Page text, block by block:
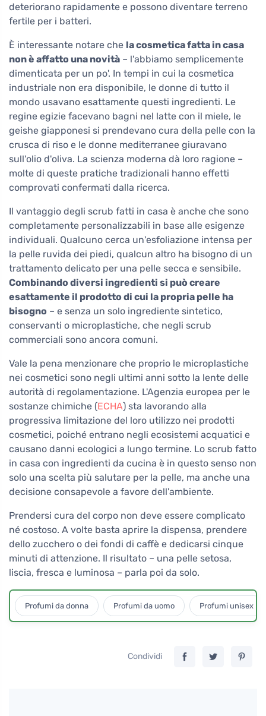
deteriorano rapidamente e possono diventare terreno
fertile per i batteri.
È interessante notare che la cosmetica fatta in casa
non è affatto una novità – l'abbiamo semplicemente
dimenticata per un po'. In tempi in cui la cosmetica
industriale non era disponibile, le donne di tutto il
mondo usavano esattamente questi ingredienti. Le
regine egizie facevano bagni nel latte con il miele, le
geishe giapponesi si prendevano cura della pelle con la
crusca di riso e le donne mediterranee giuravano
sull'olio d'oliva. La scienza moderna dà loro ragione –
molte di queste pratiche tradizionali hanno effetti
comprovati confermati dalla ricerca.
Il vantaggio degli scrub fatti in casa è anche che sono
completamente personalizzabili in base alle esigenze
individuali. Qualcuno cerca un'esfoliazione intensa per
la pelle ruvida dei piedi, qualcun altro ha bisogno di un
trattamento delicato per una pelle secca e sensibile.
Combinando diversi ingredienti si può creare
esattamente il prodotto di cui la propria pelle ha
bisogno – e senza un solo ingrediente sintetico,
conservanti o microplastiche, che negli scrub
commerciali sono ancora comuni.
Vale la pena menzionare che proprio le microplastiche
nei cosmetici sono negli ultimi anni sotto la lente delle
autorità di regolamentazione. L'Agenzia europea per le
sostanze chimiche (ECHA) sta lavorando alla
progressiva limitazione del loro utilizzo nei prodotti
cosmetici, poiché entrano negli ecosistemi acquatici e
causano danni ecologici a lungo termine. Lo scrub fatto
in casa con ingredienti da cucina è in questo senso non
solo una scelta più salutare per la pelle, ma anche una
decisione consapevole a favore dell'ambiente.
Prendersi cura del corpo non deve essere complicato
né costoso. A volte basta aprire la dispensa, prendere
dello zucchero o dei fondi di caffè e dedicarsi cinque
minuti di attenzione. Il risultato – una pelle setosa,
liscia, fresca e luminosa – parla poi da solo.
Profumi da donna Profumi da uomo Profumi unisex
Condividi